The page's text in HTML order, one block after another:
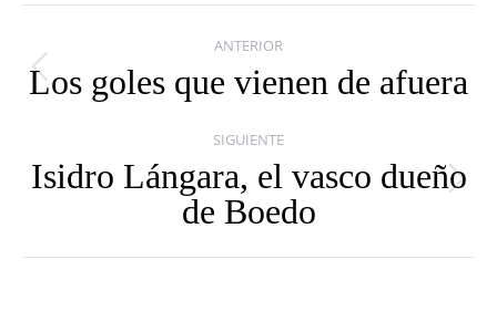
Navegación
entre
publicaciones
ANTERIOR
Publicación
Los goles que vienen de afuera
SIGUIENTE
Publicación
siguiente:
Isidro Lángara, el vasco dueño
de Boedo